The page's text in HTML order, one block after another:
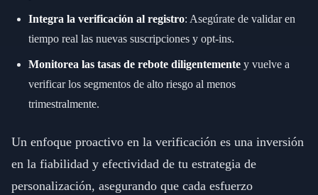
Integra la verificación al registro: Asegúrate de validar en
tiempo real las nuevas suscripciones y opt-ins.
Monitorea las tasas de rebote diligentemente y vuelve a
verificar los segmentos de alto riesgo al menos
trimestralmente.
Un enfoque proactivo en la verificación es una inversión
en la fiabilidad y efectividad de tu estrategia de
personalización, asegurando que cada esfuerzo